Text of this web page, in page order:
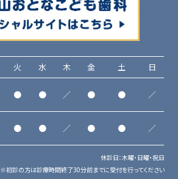
火 水 木 金 土 日
● ● ／ ● ● ／
● ● ／ ● ● ／
休診日：木曜・日曜・祝日
※初診の方は診療時間終了30分前までに受付を行ってください